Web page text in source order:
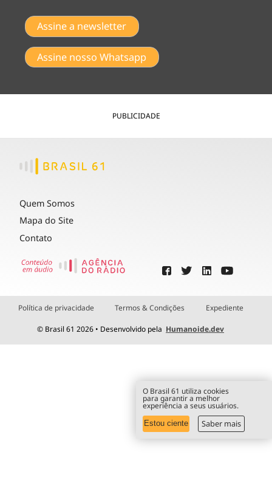
Assine a newsletter
Assine nosso Whatsapp
PUBLICIDADE
Quem Somos
Mapa do Site
Contato
Política de privacidade Termos & Condições Expediente
© Brasil 61 2026 • Desenvolvido pela Humanoide.dev
O Brasil 61 utiliza cookies
para garantir a melhor
experiência a seus usuários.
Estou ciente Saber mais